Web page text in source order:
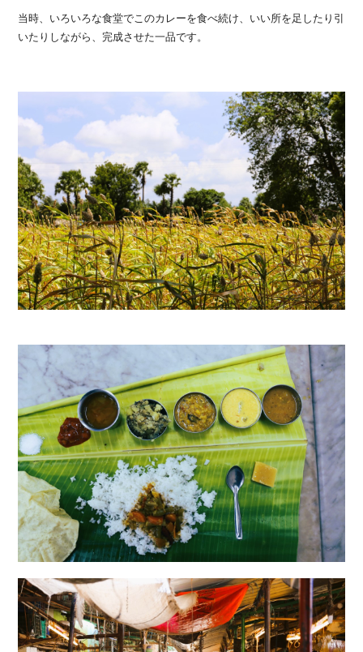
当時、いろいろな食堂でこのカレーを食べ続け、いい所を足したり引
いたりしながら、完成させた一品です。